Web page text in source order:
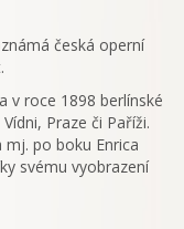
česká operní
v roce 1898 berlínské
Praze či Paříži.
po boku Enrica
svému vyobrazení